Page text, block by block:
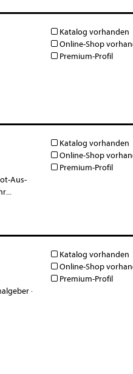
Katalog vorhanden
Online-Shop
Premium-Profil
Aus-
Katalog vorhanden
Online-Shop
Premium-Profil
·
Katalog vorhanden
Online-Shop
Premium-Profil